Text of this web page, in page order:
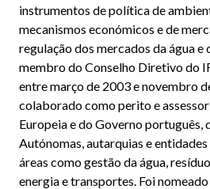
instrumentos de política de
mecanismos económicos e de
regulação dos mercados da água e
membro do Conselho Diretivo do
entre março de 2003 e novembro
colaborado como perito e
Europeia e do Governo português,
Autónomas, autarquias e
áreas como gestão da água,
energia e transportes. Foi